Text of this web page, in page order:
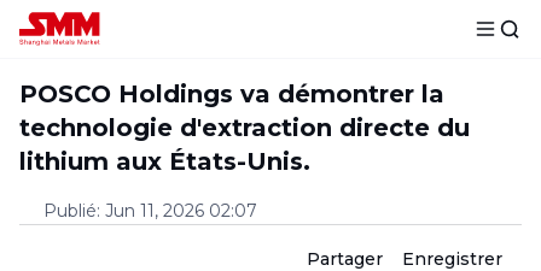
POSCO Holdings va démontrer la
technologie d'extraction directe du
lithium aux États-Unis.
Publié: Jun 11, 2026 02:07
Partager Enregistrer